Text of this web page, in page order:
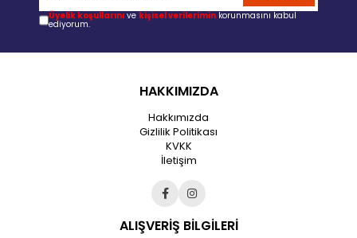
Üyelik koşullarını ve kişisel verilerimin korunmasını kabul
ediyorum.
HAKKIMIZDA
Hakkımızda
Gizlilik Politikası
KVKK
İletişim
ALIŞVERİŞ BİLGİLERİ